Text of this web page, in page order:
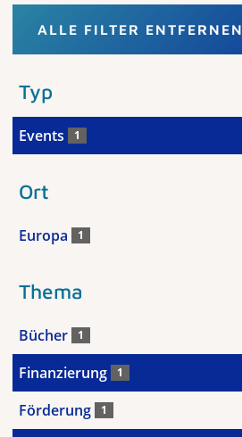
ALLE FILTER ENTFERNEN
Typ
Events 1
Ort
Europa 1
Thema
Bücher 1
Finanzierung 1
Förderung 1